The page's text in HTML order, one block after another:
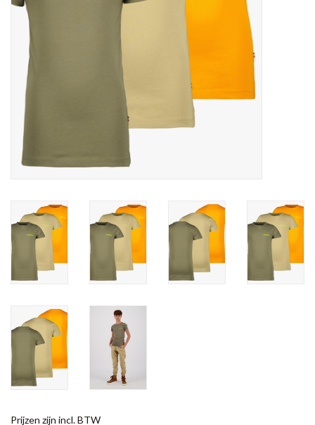
Prijzen zijn incl. BTW